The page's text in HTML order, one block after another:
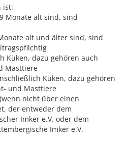
ist:
Monate alt sind, sind
alt und älter sind, sind
Küken, dazu gehören auch
Masttiere
Küken, dazu gehören
und Masttiere
(wenn nicht über einen
der entweder dem
Imker e.V. oder dem
Imker e.V.